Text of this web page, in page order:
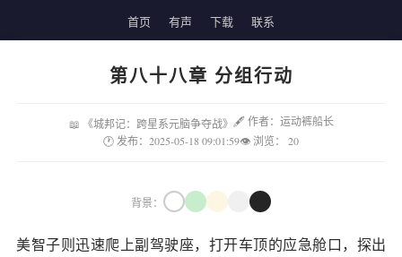
首页 有声 下载 联系
第八十八章 分组行动
📖 《城邦记：跨星系元脑争夺战》 🖋 作者：运动裤船长
🕐 发布：2025-05-18 09:01:59👁 浏览： 20
背景：
美智子则迅速爬上副驾驶座，打开车顶的应急舱口，探出